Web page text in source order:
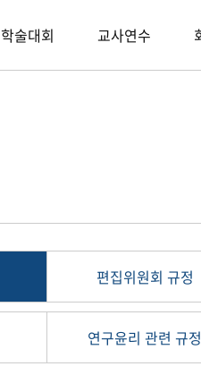
학술대회 교사연수
편집위원회 규정
연구윤리 관련 규정